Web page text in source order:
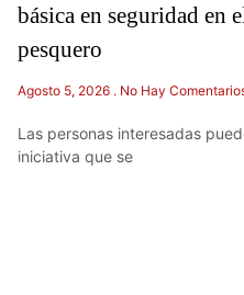
básica en seguridad en
pesquero
Agosto 5, 2026 No Hay
Las personas interesadas
iniciativa que se